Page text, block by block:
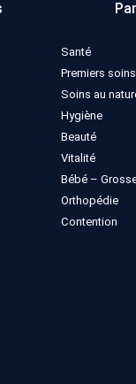
Santé
Premiers soins
Soins au
Hygiène
Beauté
Vitalité
Bébé –
Orthopédie
Contention